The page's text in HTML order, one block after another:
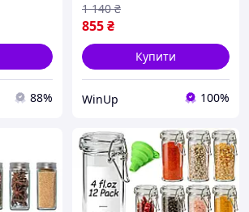
88%
855₴
1 140 ₴
Купити
WinUp 100%